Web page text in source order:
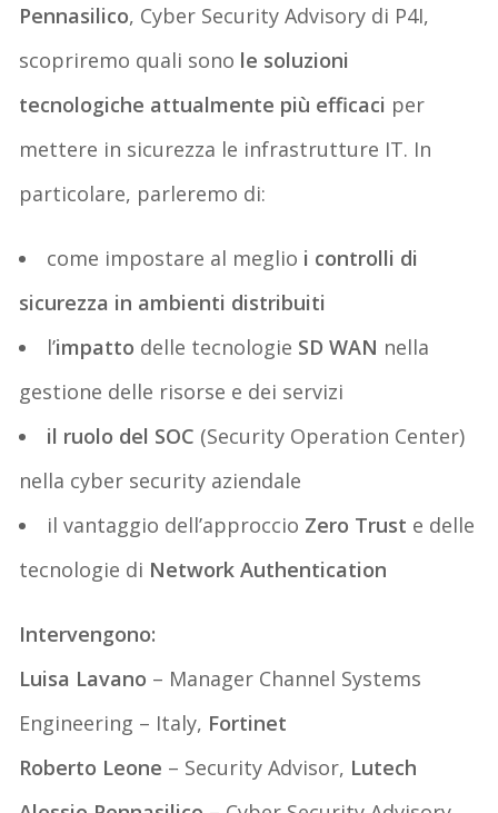
Pennasilico, Cyber Security Advisory di P4I,
scopriremo quali sono le soluzioni
tecnologiche attualmente più efficaci per
mettere in sicurezza le infrastrutture IT. In
particolare, parleremo di:
come impostare al meglio i controlli di
sicurezza in ambienti distribuiti
l’impatto delle tecnologie SD WAN nella
gestione delle risorse e dei servizi
il ruolo del SOC (Security Operation Center)
nella cyber security aziendale
il vantaggio dell’approccio Zero Trust e delle
tecnologie di Network Authentication
Intervengono:
Luisa Lavano – Manager Channel Systems
Engineering – Italy, Fortinet
Roberto Leone – Security Advisor, Lutech